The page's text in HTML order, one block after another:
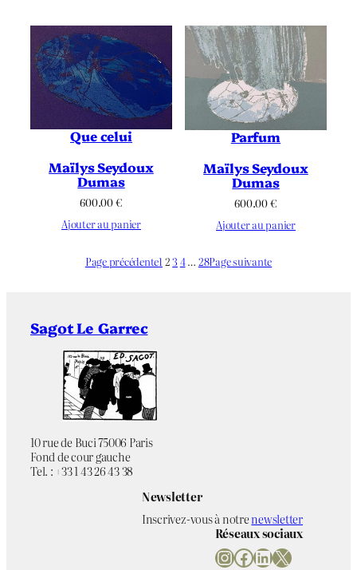
Que celui
Maïlys Seydoux
Dumas
600.00€
Ajouter au panier
Parfum
Maïlys Seydoux
Dumas
600.00€
Ajouter au panier
Page précédente1 23 4… 28Page suivante
Sagot Le Garrec
10 rue de Buci 75006 Paris
Fond de cour gauche
Tel. : +33 1 43 26 43 38
Newsletter
Inscrivez-vous à notrenewsletter
Réseaux sociaux
InstagramFacebook LinkedIn X